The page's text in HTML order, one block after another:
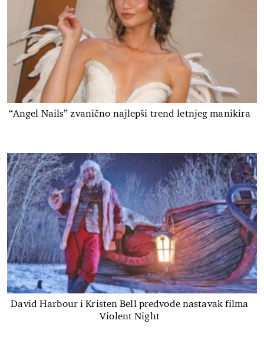
“Angel Nails” zvanično najlepši trend letnjeg manikira
David Harbour i Kristen Bell predvode nastavak filma
Violent Night